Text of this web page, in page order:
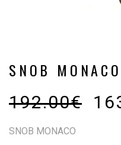
SNOB MONACO
192.00€
SNOB MONACO